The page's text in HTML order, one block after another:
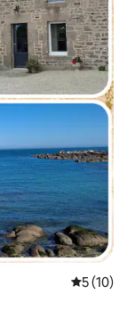
5 (10)